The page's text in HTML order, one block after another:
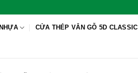
CỬA THÉP VÂN GỖ 5D CLASSIC